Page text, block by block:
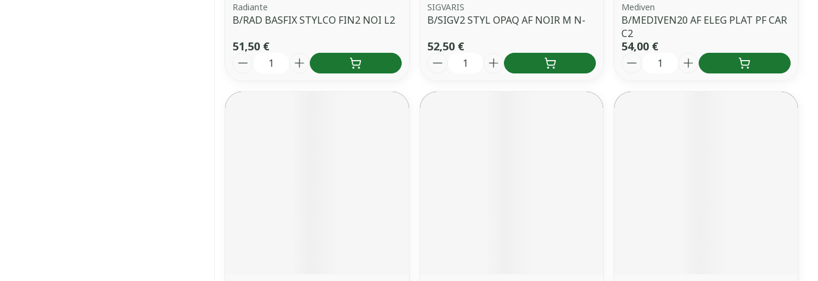
Radiante
B/RAD BASFIX STYLCO FIN2 NOI L2
51,50 €
Quantité
SIGVARIS
B/SIGV2 STYL OPAQ AF NOIR M N-
52,50 €
Quantité
Mediven
B/MEDIVEN20 AF ELEG PLAT PF CAR
C2
54,00 €
Quantité